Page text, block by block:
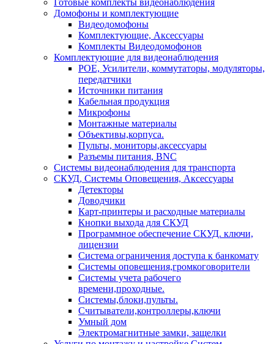
Готовые комплекты видеонаблюдения
Домофоны и комплектующие
Видеодомофоны
Комплектующие, Аксессуары
Комплекты Видеодомофонов
Комплектующие для видеонаблюдения
POE, Усилители, коммутаторы, модуляторы,
передатчики
Источники питания
Кабельная продукция
Микрофоны
Монтажные материалы
Объективы,корпуса.
Пульты, мониторы,аксессуары
Разъемы питания, BNC
Системы видеонаблюдения для транспорта
СКУД, Системы Оповещения, Аксессуары
Детекторы
Доводчики
Карт-принтеры и расходные материалы
Кнопки выхода для СКУД
Программное обеспечение СКУД. ключи,
лицензии
Система ограничения доступа к банкомату
Системы оповещения,громкоговорители
Системы учета рабочего
времени,проходные.
Системы,блоки,пульты.
Считыватели,контроллеры,ключи
Умный дом
Электромагнитные замки, защелки